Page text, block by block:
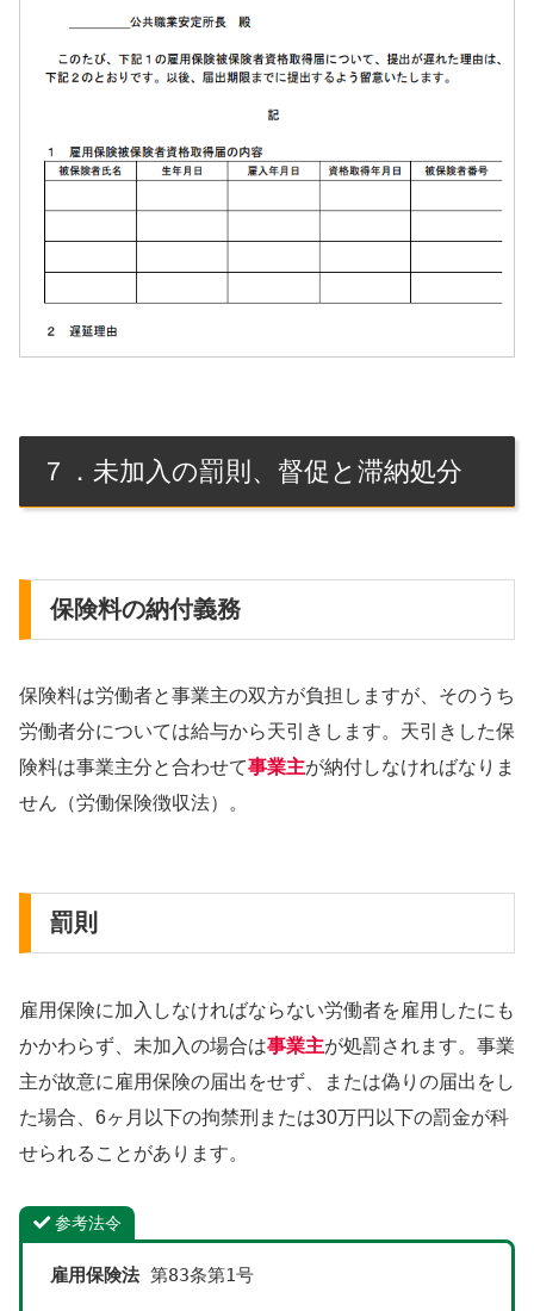
７．未加入の罰則、督促と滞納処分
保険料の納付義務
保険料は労働者と事業主の双方が負担しますが、そのうち
労働者分については給与から天引きします。天引きした保
険料は事業主分と合わせて事業主が納付しなければなりま
せん（労働保険徴収法）。
罰則
雇用保険に加入しなければならない労働者を雇用したにも
かかわらず、未加入の場合は事業主が処罰されます。事業
主が故意に雇用保険の届出をせず、または偽りの届出をし
た場合、6ヶ月以下の拘禁刑または30万円以下の罰金が科
せられることがあります。
参考法令
雇用保険法 第83条第1号